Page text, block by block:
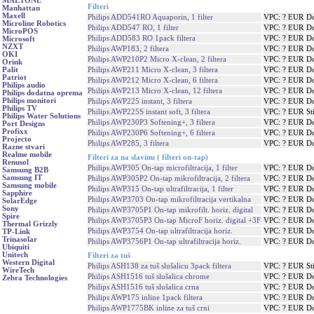
Manhattan
Maxell
Microline Robotics
MicroPOS
Microsoft
NZXT
OKI
Orink
Palit
Patriot
Philips audio
Philips dodatna oprema
Philips monitori
Philips TV
Philips Water Solutions
Port Designs
Profixx
Projecto
Razne stvari
Realme mobile
Renusol
Samsung B2B
Samsung IT
Samsung mobile
Sapphire
SolarEdge
Sony
Spire
Thermal Grizzly
TP-Link
Trinasolar
Ubiquiti
Unitech
Western Digital
WireTech
Zebra Technologies
Filteri
Philips ADD541RO Aquaporin, 1 filter
VPC: ? EUR
Philips ADD547 RO, 1 filter
VPC: ? EUR
Philips ADD583 RO 1pack filtera
VPC: ? EUR
Philips AWP183, 2 filtera
VPC: ? EUR
Philips AWP210P2 Micro X-clean, 2 filtera
VPC: ? EUR
Philips AWP211 Micro X-clean, 3 filtera
VPC: ? EUR
Philips AWP212 Micro X-clean, 6 filtera
VPC: ? EUR
Philips AWP213 Micro X-clean, 12 filtera
VPC: ? EUR
Philips AWP225 instant, 3 filtera
VPC: ? EUR
Philips AWP225S instant soft, 3 filtera
VPC: ? EUR
Philips AWP230P3 Softening+, 3 filtera
VPC: ? EUR
Philips AWP230P6 Softening+, 6 filtera
VPC: ? EUR
Philips AWP285, 3 filtera
VPC: ? EUR
Filteri za na slavinu ( filteri on-tap)
Philips AWP305 On-tap microfiltracija, 1 filter
VPC: ? EUR
Philips AWP305P2 On-tap mikrofiltracija, 2 filtera
VPC: ? EUR
Philips AWP315 On-tap ultrafiltracija, 1 filter
VPC: ? EUR
Philips AWP3703 On-tap mikrofiltracija vertikalna
VPC: ? EUR
Philips AWP3705P1 On-tap mikrofilt. horiz. digital
VPC: ? EUR
Philips AWP3705P3 On-tap MicroF horiz. digital +3F VPC: ? EUR
Philips AWP3754 On-tap ultrafiltracija horiz.
VPC: ? EUR
Philips AWP3756P1 On-tap ultrafiltracija horiz.
VPC: ? EUR
Filteri za tuš
Philips ASH138 za tuš slušalicu 3pack filtera
VPC: ? EUR
Philips ASH1516 tuš slušalica chrome
VPC: ? EUR
Philips ASH1516 tuš slušalica crna
VPC: ? EUR
Philips AWP175 inline 1pack filtera
VPC: ? EUR
Philips AWP1775BK inline za tuš crni
VPC: ? EUR